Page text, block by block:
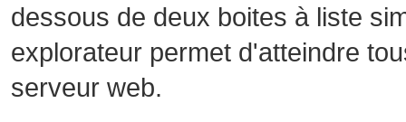
dessous de deux boites à liste
explorateur permet d'atteindre
serveur web.